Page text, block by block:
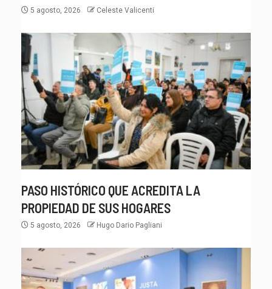
5 agosto, 2026 Celeste Valicenti
PASO HISTÓRICO QUE ACREDITA LA
PROPIEDAD DE SUS HOGARES
5 agosto, 2026 Hugo Dario Pagliani